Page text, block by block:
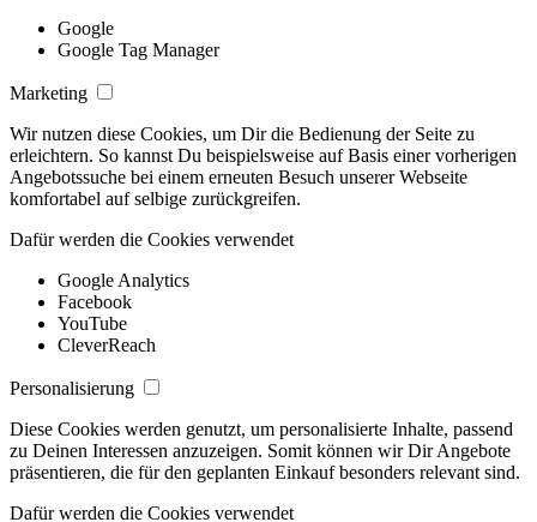
Google
Google Tag Manager
Marketing
Wir nutzen diese Cookies, um Dir die Bedienung der Seite zu
erleichtern. So kannst Du beispielsweise auf Basis einer vorherigen
Angebotssuche bei einem erneuten Besuch unserer Webseite
komfortabel auf selbige zurückgreifen.
Dafür werden die Cookies verwendet
Google Analytics
Facebook
YouTube
CleverReach
Personalisierung
Diese Cookies werden genutzt, um personalisierte Inhalte, passend
zu Deinen Interessen anzuzeigen. Somit können wir Dir Angebote
präsentieren, die für den geplanten Einkauf besonders relevant sind.
Dafür werden die Cookies verwendet